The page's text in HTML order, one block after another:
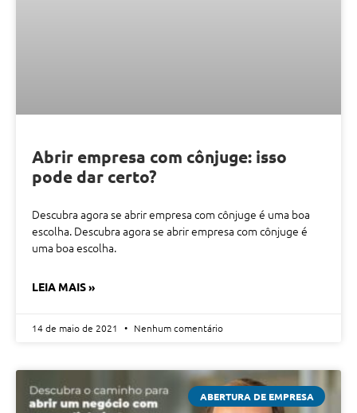
Abrir empresa com cônjuge: isso
pode dar certo?
Descubra agora se abrir empresa com cônjuge é uma boa
escolha. Descubra agora se abrir empresa com cônjuge é
uma boa escolha.
LEIA MAIS »
14 de maio de 2021 Nenhum comentário
ABERTURA DE EMPRESA